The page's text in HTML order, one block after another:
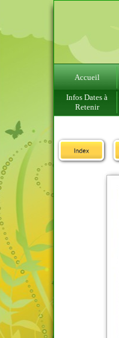
Accueil
Infos Dates à
Retenir